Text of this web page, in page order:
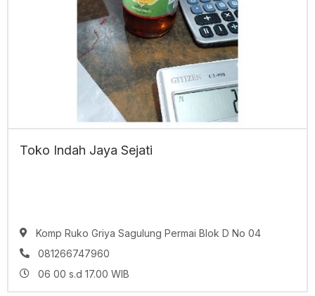
Toko Indah Jaya Sejati
Komp Ruko Griya Sagulung Permai Blok D No 04
081266747960
06 00 s.d 17.00 WIB